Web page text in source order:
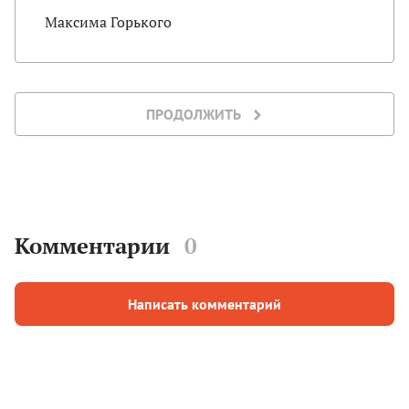
Максима Горького
ПРОДОЛЖИТЬ
Комментарии 0
Написать комментарий